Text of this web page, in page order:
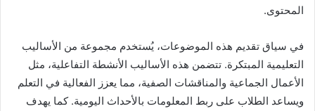
المحتوى.
في سياق تقديم هذه الموضوعات، يُستخدم مجموعة من الأساليب
التعليمية المبتكرة. تتضمن هذه الأساليب الأنشطة التفاعلية، مثل
الأعمال الجماعية والمناقشات الصفية، مما يعزز الفعالية في التعلم
ويساعد الطلاب على ربط المعلومات بالأحداث اليومية. كما يهدف